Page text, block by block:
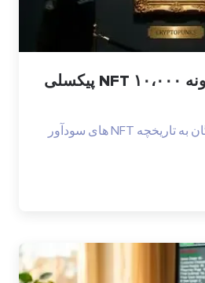
کریپتوپانکس: چگونه ۱۰،۰۰۰ NFT پیکسلی
چگونه هنر پیکسل رایگان به تاریخچه NFT های سودآور